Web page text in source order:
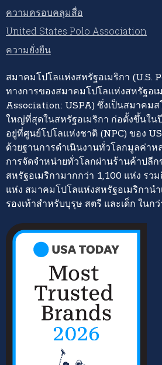
ความครอบคลุมสื่อ
United States Polo Association
ความยั่งยืน
สมาคมโปโลแห่งสหรัฐอเมริกา (U.S.
ทางการของสมาคมโปโลแห่งสหรัฐอ
Association: USPA) ซึ่งเป็นสมาคม
ใหญ่ที่สุดในสหรัฐอเมริกา ก่อตั้งขึ้นใ
อยู่ที่ศูนย์โปโลแห่งชาติ (NPC) ของ
ด้วยฐานการดำเนินงานทั่วโลกมูลค่า
การจัดจำหน่ายทั่วโลกผ่านร้านค้าปลี
สหรัฐอเมริกามากกว่า 1,100 แห่ง รว
แห่ง สมาคมโปโลแห่งสหรัฐอเมริกานำ
รองเท้าสำหรับบุรุษ สตรี และเด็ก ในก